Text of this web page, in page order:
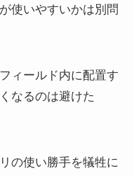
使いやすいかは別問
ィールド内に配置す
なるのは避けた
の使い勝手を犠牲に